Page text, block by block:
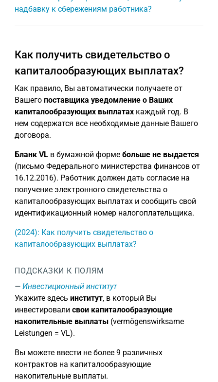
надбавку к сбережениям работника?
Как получить свидетельство о
капиталообразующих выплатах?
Как правило, Вы автоматически получаете от
Вашего поставщика уведомление о Ваших
капиталообразующих выплатах каждый год. В
нем содержатся все необходимые данные Вашего
договора.
Бланк VL в бумажной форме больше не выдается
(письмо Федерального министерства финансов от
16.12.2016). Работник должен дать согласие на
получение электронного свидетельства о
капиталообразующих выплатах и сообщить свой
идентификационный номер налогоплательщика.
(2024): Как получить свидетельство о
капиталообразующих выплатах?
ПОДСКАЗКИ К ПОЛЯМ
Инвестиционный институт
Укажите здесь институт, в который Вы
инвестировали свои капиталообразующие
накопительные выплаты (vermögenswirksame
Leistungen = VL).
Вы можете ввести не более 9 различных
контрактов на капиталообразующие
накопительные выплаты.